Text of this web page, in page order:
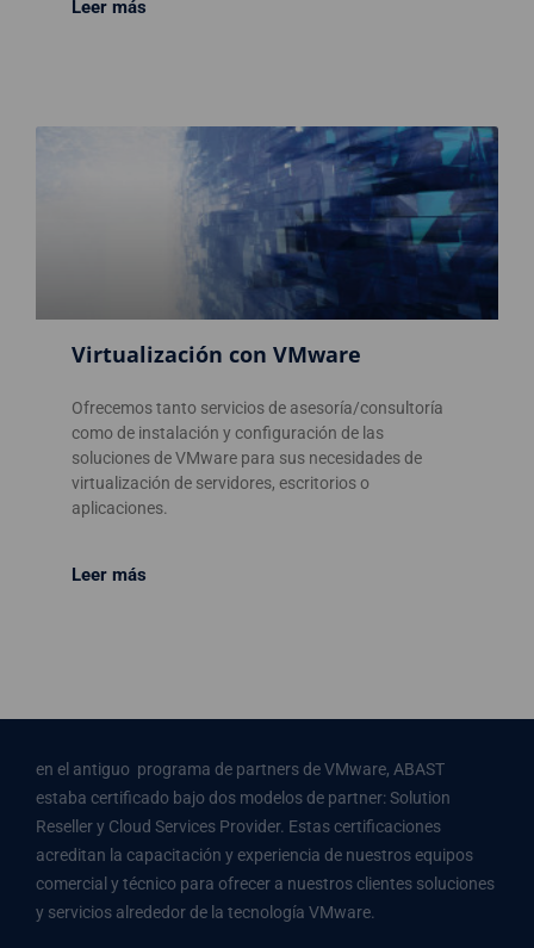
Leer más
Virtualización con VMware
Ofrecemos tanto servicios de asesoría/consultoría
como de instalación y configuración de las
soluciones de VMware para sus necesidades de
virtualización de servidores, escritorios o
aplicaciones.
Leer más
en el antiguo programa de partners de VMware, ABAST
estaba certificado bajo dos modelos de partner: Solution
Reseller y Cloud Services Provider. Estas certificaciones
acreditan la capacitación y experiencia de nuestros equipos
comercial y técnico para ofrecer a nuestros clientes soluciones
y servicios alrededor de la tecnología VMware.